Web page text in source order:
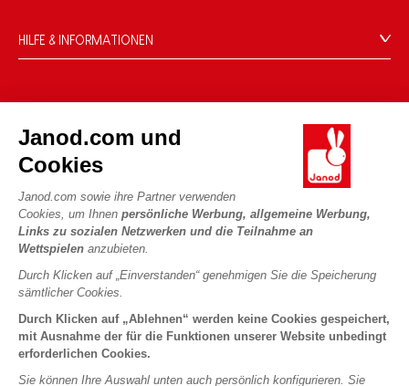
Janod.com und
Cookies
Janod.com sowie ihre Partner verwenden
Cookies, um Ihnen persönliche Werbung, allgemeine Werbung,
Links zu sozialen Netzwerken und die Teilnahme an
Wettspielen anzubieten.
Durch Klicken auf „Einverstanden“ genehmigen Sie die Speicherung
sämtlicher Cookies.
Durch Klicken auf „Ablehnen“ werden keine Cookies gespeichert,
mit Ausnahme der für die Funktionen unserer Website unbedingt
erforderlichen Cookies.
Sie können Ihre Auswahl unten auch persönlich konfigurieren. Sie
HILFE & INFORMATIONEN
FAQ
Kontakt
Händler
Persönliche daten
Cookies
Nutzungsbedingungen #YesJanod
Die Geschichte
Unsere Expertise
CSR-Verpflichtungen
Was ist FSC®?
UNSERE LEISTUNGEN
Sicheres Bezahlen
Lieferbedingungen
Spielregeln und Anleitungen
Lose Stücke
Kinderaktivitäten zum Download
PROFESSIONAL
Pressekontakte